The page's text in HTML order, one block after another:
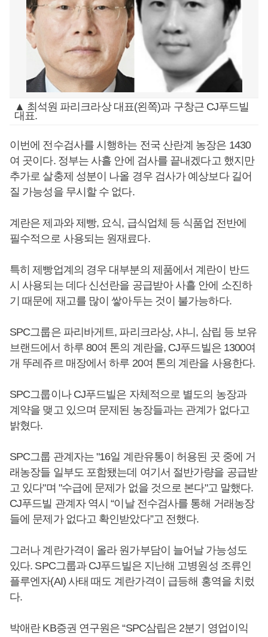
▲ 최석원 파리크라상 대표(왼쪽)과 구창근 CJ푸드빌
대표.
이번에 전수검사를 시행하는 전국 산란계 농장은 1430
여 곳이다. 정부는 사흘 안에 검사를 끝내겠다고 했지만
추가로 살충제 성분이 나올 경우 검사가 예상보다 길어
질 가능성을 무시할 수 없다.
계란은 제과와 제빵, 요식, 급식업체 등 식품업 전반에
필수적으로 사용되는 원재료다.
특히 제빵업계의 경우 대부분의 제품에서 계란이 반드
시 사용되는 데다 신선란을 공급받아 사흘 안에 소진하
기 때문에 재고를 많이 쌓아두는 것이 불가능하다.
SPC그룹은 파리바게트, 파리크라상, 샤니, 삼립 등 보유
브랜드에서 하루 80여 톤의 계란을, CJ푸드빌은 1300여
개 뚜레쥬르 매장에서 하루 20여 톤의 계란을 사용한다.
SPC그룹이나 CJ푸드빌은 자체적으로 별도의 농장과
계약을 맺고 있으며 문제된 농장들과는 관계가 없다고
밝혔다.
SPC그룹 관계자는 "16일 계란유통이 허용된 곳 중에 거
래농장들 일부도 포함됐는데 여기서 절반가량을 공급받
고 있다"며 "수급에 문제가 없을 것으로 본다"고 말했다.
CJ푸드빌 관계자 역시 “이날 전수검사를 통해 거래농장
들에 문제가 없다고 확인받았다”고 전했다.
그러나 계란가격이 올라 원가부담이 늘어날 가능성도
있다. SPC그룹과 CJ푸드빌은 지난해 고병원성 조류인
플루엔자(AI) 사태 때도 계란가격이 급등해 홍역을 치렀
다.
박애란 KB증권 연구원은 “SPC삼립은 2분기 영업이익